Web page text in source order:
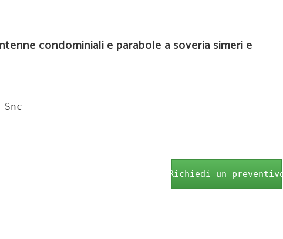
condominiali e parabole a soveria simeri e
Richiedi un preventivo